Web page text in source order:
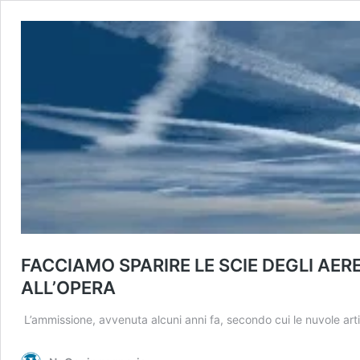
FACCIAMO SPARIRE LE SCIE DEGLI
ALL’OPERA
L’ammissione, avvenuta alcuni anni fa, secondo cui le nuvole